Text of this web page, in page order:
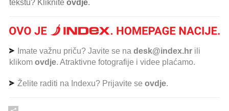
tekstu? Kliknite ovdje.
Imate važnu priču? Javite se na desk@index.hr ili
klikom ovdje. Atraktivne fotografije i videe plaćamo.
Želite raditi na Indexu? Prijavite se ovdje.